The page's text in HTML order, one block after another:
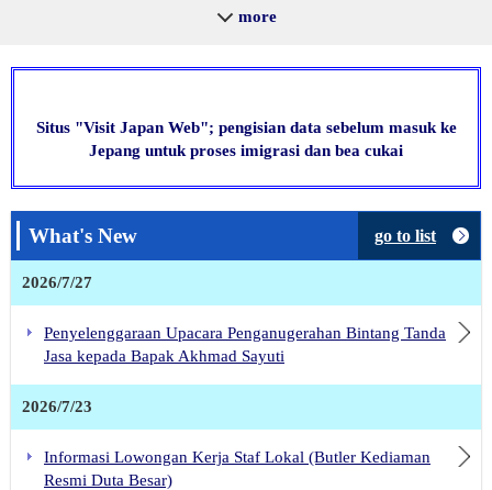
more
Garis Besar Sistem Program
Q&A terkait skema Pekerja
(Tokutei Ginou)
Informasi Visa Tokutei Ginou
Situs "Visit Japan Web"; pengisian data sebelum masuk ke
Jepang untuk proses imigrasi dan bea cukai
What's New go to list
2026/7/27
Penyelenggaraan Upacara Penganugerahan Bintang Tanda
Jasa kepada Bapak Akhmad Sayuti
2026/7/23
Informasi Lowongan Kerja Staf Lokal (Butler Kediaman
Resmi Duta Besar)